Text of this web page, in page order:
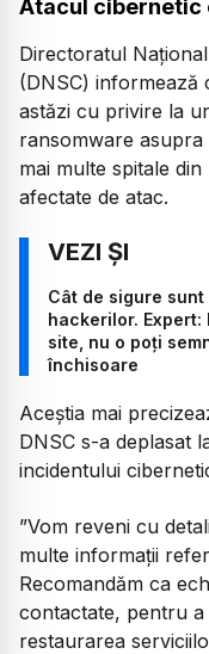
Atacul cibernetic
Directoratul
(DNSC) informează
astăzi cu privire la
ransomware
mai multe spitale
afectate de atac.
Cât de sigure
hackerilor.
site, nu o poți
închisoare
Aceștia mai
DNSC s-a deplasat
incidentului
”Vom reveni cu
multe informații
Recomandăm ca
contactate, pentru
restaurarea